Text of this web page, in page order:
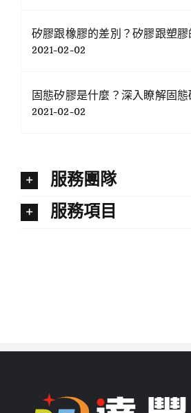
矽膠跟橡膠的差別？矽膠跟塑膠
2021-02-02
固態矽膠是什麼？深入瞭解固
2021-02-02
服務團隊
服務項目